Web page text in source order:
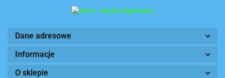
Dane adresowe
Informacje
O sklepie